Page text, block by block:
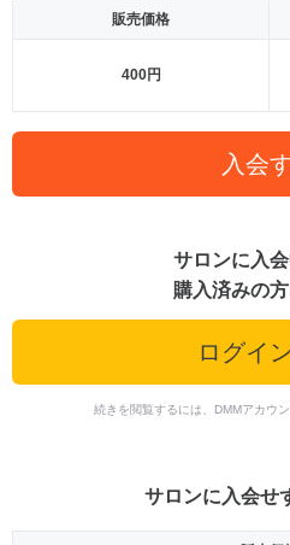
販売価格
400円
入会
サロンに入
購入済みの
ログイ
続きを閲覧するには、DMMアカウ
サロンに入会せ